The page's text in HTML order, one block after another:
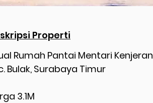
Properti
Rumah Pantai Mentari Kenjeran
Bulak, Surabaya Timur
3.1M